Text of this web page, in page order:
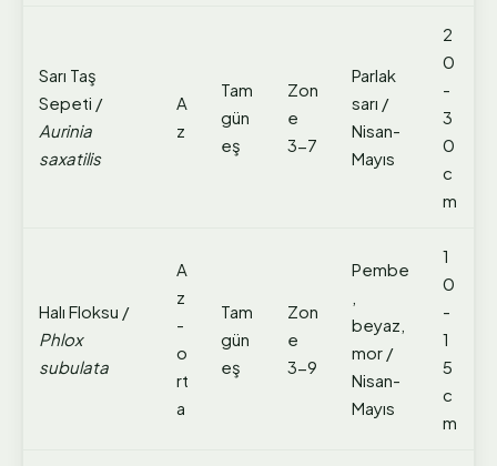
Sarı Taş
Sepeti /
Aurinia
saxatilis
A
z
Tam
gün
eş
Zon
e
3-7
Parlak
sarı /
Nisan-
Mayıs
2
0
-
3
0
c
m
Halı Floksu /
Phlox
subulata
A
z
-
o
rt
a
Tam
gün
eş
Zon
e
3-9
Pembe
beyaz,
mor /
Nisan-
Mayıs
1
0
-
1
5
c
m